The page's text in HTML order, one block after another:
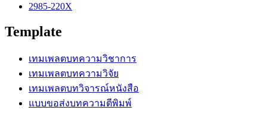
2985-220X
Template
เทมเพลตบทความวิชาการ
เทมเพลตบทความวิจัย
เทมเพลตบทวิจารณ์หนังสือ
แบบขอส่งบทความตีพิมพ์